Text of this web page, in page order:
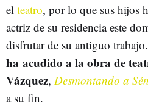
el teatro, por lo que sus hijos
actriz de su residencia este
disfrutar de su antiguo
ha acudido a la obra de
Vázquez, Desmontando a
a su fin.